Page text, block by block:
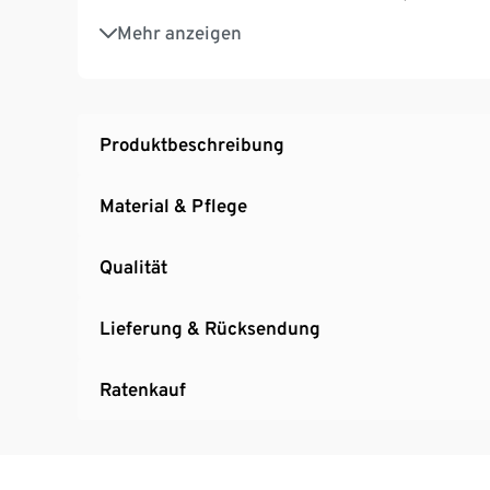
Mehr anzeigen
safe asleep® Matratze mit gelochtem
safe asleep® Nestchen mit
Ohne Extra-Seitengitter
Produktbeschreibung
Material & Pflege
Qualität
Lieferung & Rücksendung
Ratenkauf